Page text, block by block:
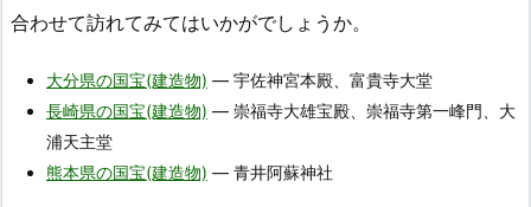
合わせて訪れてみてはいかがでしょうか。
大分県の国宝(建造物) ― 宇佐神宮本殿、富貴寺大堂
長崎県の国宝(建造物) ― 崇福寺大雄宝殿、崇福寺第一峰門、大
浦天主堂
熊本県の国宝(建造物) ― 青井阿蘇神社